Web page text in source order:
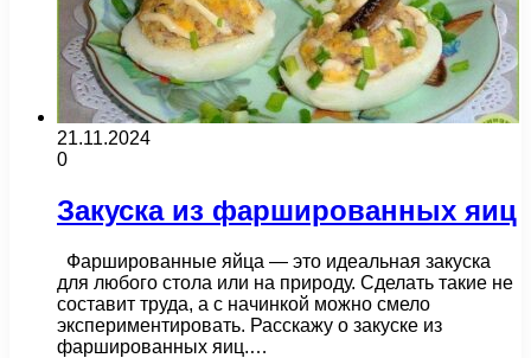
21.11.2024
0
Закуска из фаршированных яиц
Фаршированные яйца — это идеальная закуска
для любого стола или на природу. Сделать такие не
составит труда, а с начинкой можно смело
экспериментировать. Расскажу о закуске из
фаршированных яиц.…